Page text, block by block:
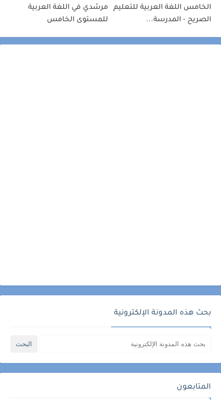
الخامس اللغة العربية للتعليم
الصريح - المدرسة...
مرشدي في اللغة العربية
للمستوى الخامس
بحث هذه المدونة الإلكترونية
المتابعون